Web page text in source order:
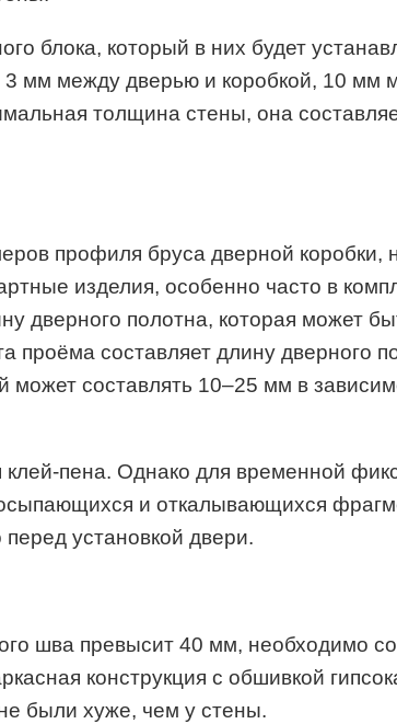
блока, который в них будет
3 мм между дверью и коробкой, 10
толщина стены, она
профиля бруса дверной
изделия, особенно часто в
дверного полотна, которая может
составляет длину дверного
составлять 10–25 мм в
пена. Однако для временной
и откалывающихся
установкой двери.
шва превысит 40 мм, необходимо
конструкция с обшивкой
были хуже, чем у стены.